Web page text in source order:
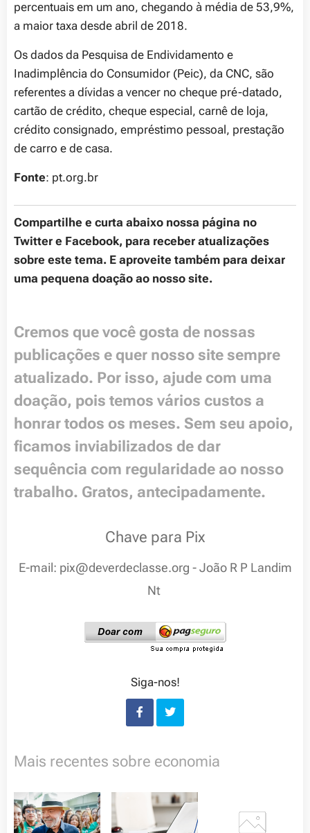
percentuais em um ano, chegando à média de 53,9%,
a maior taxa desde abril de 2018.
Os dados da Pesquisa de Endividamento e
Inadimplência do Consumidor (Peic), da CNC, são
referentes a dívidas a vencer no cheque pré-datado,
cartão de crédito, cheque especial, carnê de loja,
crédito consignado, empréstimo pessoal, prestação
de carro e de casa.
Fonte: pt.org.br
Compartilhe e curta abaixo nossa página no
Twitter e Facebook, para receber atualizações
sobre este tema. E aproveite também para deixar
uma pequena doação ao nosso site.
Cremos que você gosta de nossas
publicações e quer nosso site sempre
atualizado. Por isso, ajude com uma
doação, pois temos vários custos a
honrar todos os meses. Sem seu apoio,
ficamos inviabilizados de dar
sequência com regularidade ao nosso
trabalho. Gratos, antecipadamente.
Chave para Pix
E-mail: pix@deverdeclasse.org - João R P Landim
Nt
Siga-nos!
Mais recentes sobre economia